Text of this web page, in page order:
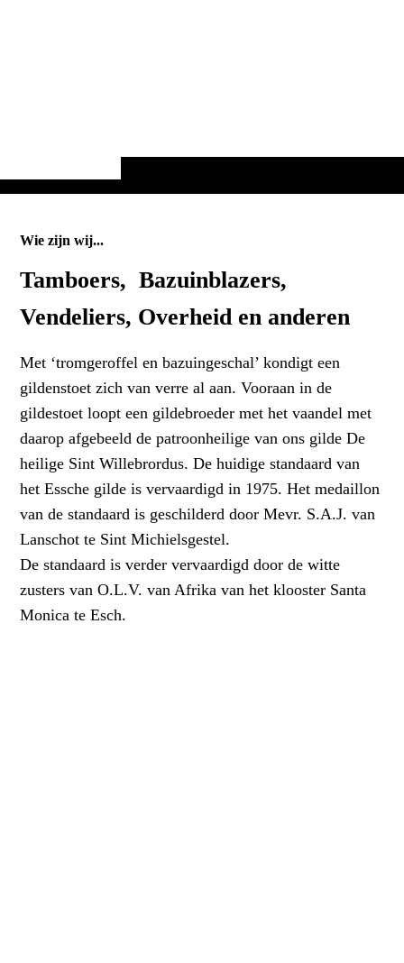
Wie zijn wij...
Tamboers, Bazuinblazers,
Vendeliers, Overheid en anderen
Met ‘tromgeroffel en bazuingeschal’ kondigt een
gildenstoet zich van verre al aan. Vooraan in de
gildestoet loopt een gildebroeder met het vaandel met
daarop afgebeeld de patroonheilige van ons gilde De
heilige Sint Willebrordus. De huidige standaard van
het Essche gilde is vervaardigd in 1975. Het medaillon
van de standaard is geschilderd door Mevr. S.A.J. van
Lanschot te Sint Michielsgestel.
De standaard is verder vervaardigd door de witte
zusters van O.L.V. van Afrika van het klooster Santa
Monica te Esch.